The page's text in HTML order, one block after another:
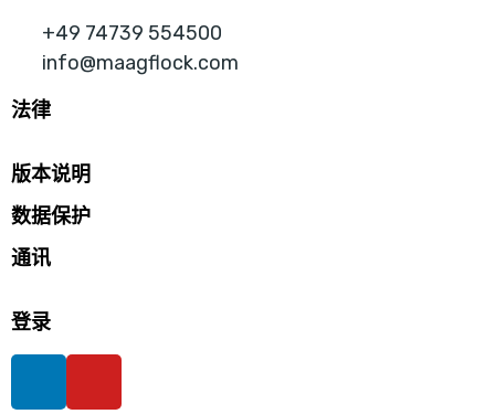
+49 74739 554500
info@maagflock.com
法律
版本说明
数据保护
通讯
登录